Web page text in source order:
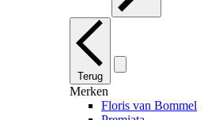
Terug
Merken
Floris van Bommel